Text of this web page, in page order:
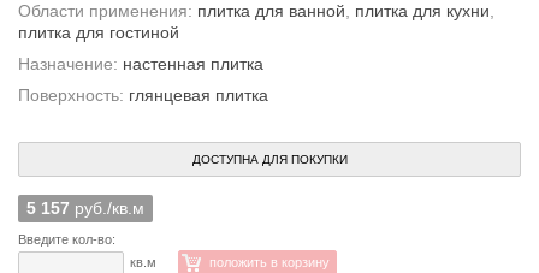
Области применения: плитка для ванной плитка для кухни
плитка для гостиной
Назначение: настенная плитка
Поверхность: глянцевая плитка
ДОСТУПНА ДЛЯ ПОКУПКИ
5 157 руб./кв.м
Введите кол-во:
кв.м
положить в корзину